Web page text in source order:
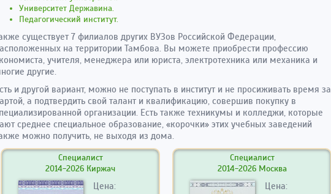
Университет Державина.
Педагогический институт.
существует 7 филиалов других ВУЗов Российской Федерации,
на территории Тамбова. Вы можете приобрести профессию
учителя, менеджера или юриста, электротехника или механика и
другие.
и другой вариант, можно не поступать в институт и не просиживать время за
а подтвердить свой талант и квалификацию, совершив покупку в
организации. Есть также техникумы и колледжи, которые
среднее специальное образование, «корочки» этих учебных заведений
можно получить, не выходя из дома.
Специалист
2014-2026 Киржач
Цена:
Специалист
2014-2026 Москва
Цена: